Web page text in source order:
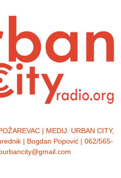
| MEDIJ: URBAN CITY,
| Bogdan Popović | 062/565-